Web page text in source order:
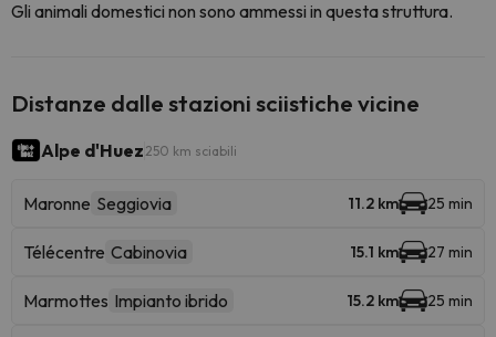
Gli animali domestici non sono ammessi in questa struttura.
Distanze dalle stazioni sciistiche vicine
Alpe d'Huez 250 km sciabili
Maronne Seggiovia 11.2 km 25 min
Télécentre Cabinovia 15.1 km 27 min
Marmottes Impianto ibrido 15.2 km 25 min